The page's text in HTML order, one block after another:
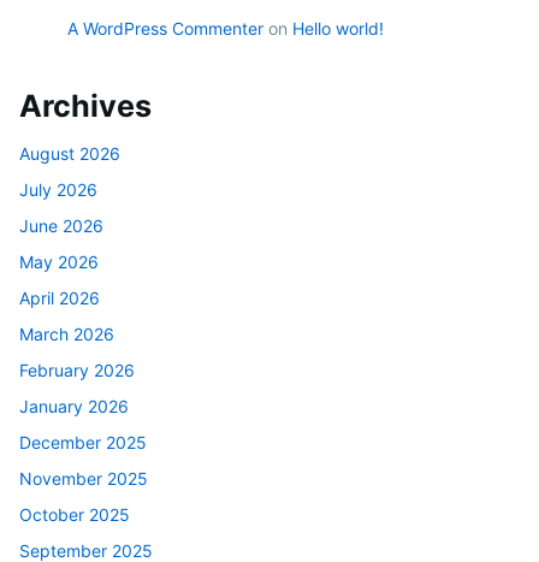
A WordPress Commenter on Hello world!
Archives
August 2026
July 2026
June 2026
May 2026
April 2026
March 2026
February 2026
January 2026
December 2025
November 2025
October 2025
September 2025